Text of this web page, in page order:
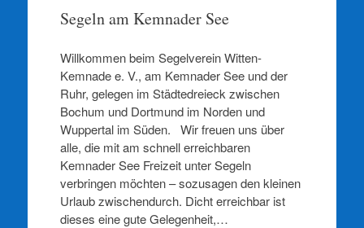
Segeln am Kemnader See
Willkommen beim Segelverein Witten-
Kemnade e. V., am Kemnader See und der
Ruhr, gelegen im Städtedreieck zwischen
Bochum und Dortmund im Norden und
Wuppertal im Süden. Wir freuen uns über
alle, die mit am schnell erreichbaren
Kemnader See Freizeit unter Segeln
verbringen möchten – sozusagen den kleinen
Urlaub zwischendurch. Dicht erreichbar ist
dieses eine gute Gelegenheit,…